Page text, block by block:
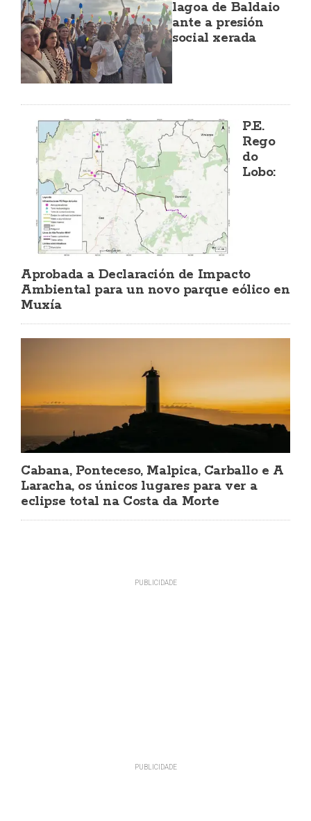
lagoa de Baldaio
ante a presión
social xerada
P.E.
Rego
do
Lobo:
Aprobada a Declaración de Impacto
Ambiental para un novo parque eólico en
Muxía
Cabana, Ponteceso, Malpica, Carballo e A
Laracha, os únicos lugares para ver a
eclipse total na Costa da Morte